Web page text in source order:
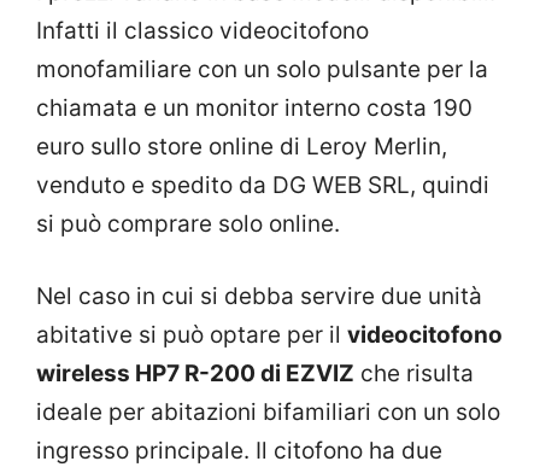
Infatti il classico videocitofono
monofamiliare con un solo pulsante per la
chiamata e un monitor interno costa 190
euro sullo store online di Leroy Merlin,
venduto e spedito da DG WEB SRL, quindi
si può comprare solo online.
Nel caso in cui si debba servire due unità
abitative si può optare per il videocitofono
wireless HP7 R-200 di EZVIZ che risulta
ideale per abitazioni bifamiliari con un solo
ingresso principale. Il citofono ha due